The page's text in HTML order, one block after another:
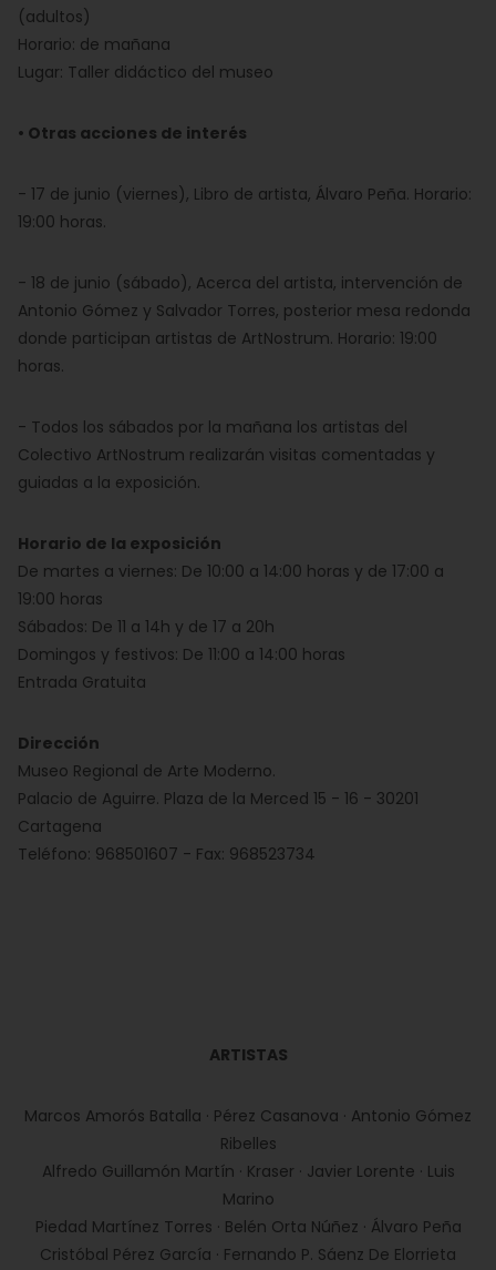
(adultos)
Horario: de mañana
Lugar: Taller didáctico del museo
• Otras acciones de interés
- 17 de junio (viernes), Libro de artista, Álvaro Peña. Horario:
19:00 horas.
- 18 de junio (sábado), Acerca del artista, intervención de
Antonio Gómez y Salvador Torres, posterior mesa redonda
donde participan artistas de ArtNostrum. Horario: 19:00
horas.
- Todos los sábados por la mañana los artistas del
Colectivo ArtNostrum realizarán visitas comentadas y
guiadas a la exposición.
Horario de la exposición
De martes a viernes: De 10:00 a 14:00 horas y de 17:00 a
19:00 horas
Sábados: De 11 a 14h y de 17 a 20h
Domingos y festivos: De 11:00 a 14:00 horas
Entrada Gratuita
Dirección
Museo Regional de Arte Moderno.
Palacio de Aguirre. Plaza de la Merced 15 - 16 - 30201
Cartagena
Teléfono: 968501607 - Fax: 968523734
ARTISTAS
Marcos Amorós Batalla · Pérez Casanova · Antonio Gómez
Ribelles
Alfredo Guillamón Martín · Kraser · Javier Lorente · Luis
Marino
Piedad Martínez Torres · Belén Orta Núñez · Álvaro Peña
Cristóbal Pérez García · Fernando P. Sáenz De Elorrieta